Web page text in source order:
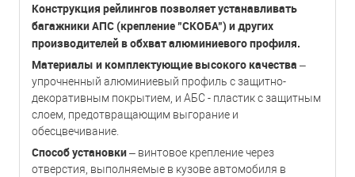
Конструкция рейлингов позволяет устанавливать
багажники АПС (крепление "СКОБА") и других
производителей в обхват алюминиевого профиля.
Материалы и комплектующие высокого качества –
упрочненный алюминиевый профиль с защитно-
декоративным покрытием, и АБС - пластик с защитным
слоем, предотвращающим выгорание и
обесцвечивание.
Способ установки– винтовое крепление через
отверстия, выполняемые в кузове автомобиля в